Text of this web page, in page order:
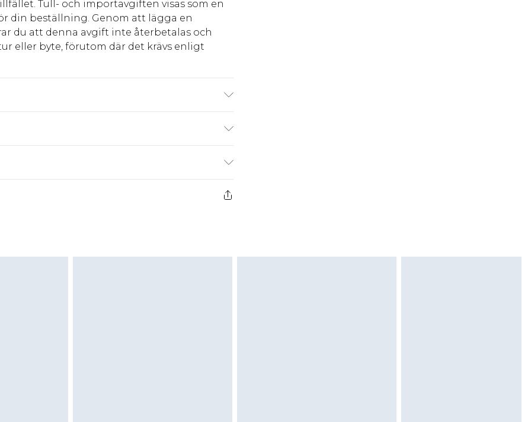
Tull- och importavgiften visas som en
din beställning. Genom att lägga en
du att denna avgift inte återbetalas och
eller byte, förutom där det krävs enligt
kr80
kr239
badkläder eller underkläder om